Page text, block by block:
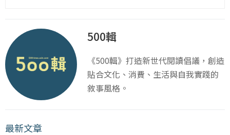
500輯
《500輯》打造新世代閱讀倡議，創造
貼合文化、消費、生活與自我實踐的
敘事風格。
最新文章